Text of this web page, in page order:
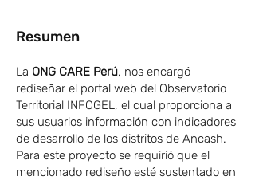
Resumen
La ONG CARE Perú, nos encargó
rediseñar el portal web del Observatorio
Territorial INFOGEL, el cual proporciona a
sus usuarios información con indicadores
de desarrollo de los distritos de Ancash.
Para este proyecto se requirió que el
mencionado rediseño esté sustentado en